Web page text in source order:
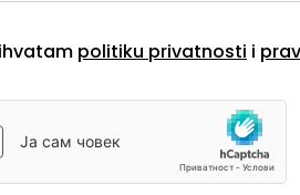
politiku privatnosti i